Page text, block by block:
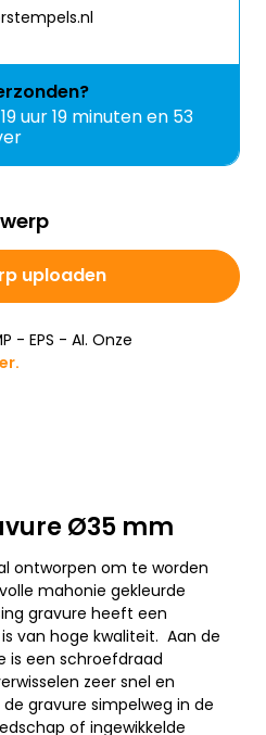
Ø35 mm
ontworpen om te worden
mahonie gekleurde
gravure heeft een
van hoge kwaliteit. Aan de
is een schroefdraad
zeer snel en
gravure simpelweg in de
of ingewikkelde
19 uur 19 minuten en 52
uploaden
- EPS - AI. Onze